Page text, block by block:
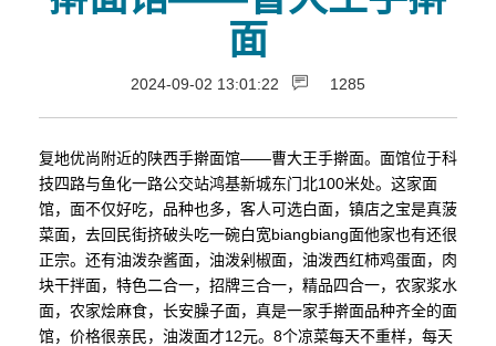
面
2024-09-02 13:01:22 1285
复地优尚附近的陕西手擀面馆——曹大王手擀面。面馆位于科
技四路与鱼化一路公交站鸿基新城东门北100米处。这家面
馆，面不仅好吃，品种也多，客人可选白面，镇店之宝是真菠
菜面，去回民街挤破头吃一碗白宽biangbiang面他家也有还很
正宗。还有油泼杂酱面，油泼剁椒面，油泼西红柿鸡蛋面，肉
块干拌面，特色二合一，招牌三合一，精品四合一，农家浆水
面，农家烩麻食，长安臊子面，真是一家手擀面品种齐全的面
馆，价格很亲民，油泼面才12元。8个凉菜每天不重样，每天